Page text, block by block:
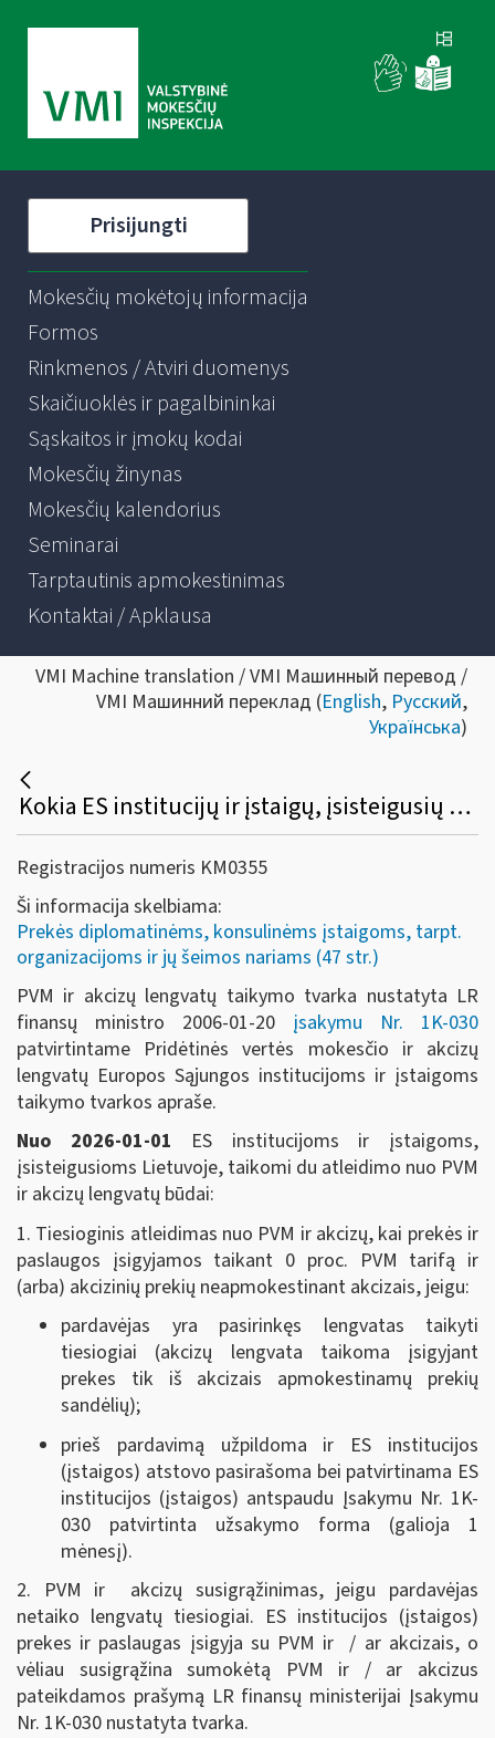
Prisijungti
Mokesčių mokėtojų informacija
Formos
Rinkmenos / Atviri duomenys
Skaičiuoklės ir pagalbininkai
Sąskaitos ir įmokų kodai
Mokesčių žinynas
Mokesčių kalendorius
Seminarai
Tarptautinis apmokestinimas
Kontaktai / Apklausa
VMI Machine translation / VMI Машинный перевод /
VMI Машинний переклад (English, Русский,
Українська)
Kokia ES institucijų ir įstaigų, įsisteigusių Lietuvoje, PVM ir akcizų lengvatų taikymo ir susigrąžinimo tvarka?
Registracijos numeris KM0355
Ši informacija skelbiama:
Prekės diplomatinėms, konsulinėms įstaigoms, tarpt.
organizacijoms ir jų šeimos nariams (47 str.)
PVM ir akcizų lengvatų taikymo tvarka nustatyta LR
finansų ministro 2006-01-20 įsakymu Nr. 1K-030
patvirtintame Pridėtinės vertės mokesčio ir akcizų
lengvatų Europos Sąjungos institucijoms ir įstaigoms
taikymo tvarkos apraše.
Nuo 2026-01-01 ES institucijoms ir įstaigoms,
įsisteigusioms Lietuvoje, taikomi du atleidimo nuo PVM
ir akcizų lengvatų būdai:
1. Tiesioginis atleidimas nuo PVM ir akcizų, kai prekės ir
paslaugos įsigyjamos taikant 0 proc. PVM tarifą ir
(arba) akcizinių prekių neapmokestinant akcizais, jeigu:
pardavėjas yra pasirinkęs lengvatas taikyti
tiesiogiai (akcizų lengvata taikoma įsigyjant
prekes tik iš akcizais apmokestinamų prekių
sandėlių);
prieš pardavimą užpildoma ir ES institucijos
(įstaigos) atstovo pasirašoma bei patvirtinama ES
institucijos (įstaigos) antspaudu Įsakymu Nr. 1K-
030 patvirtinta užsakymo forma (galioja 1
mėnesį).
2. PVM ir akcizų susigrąžinimas, jeigu pardavėjas
netaiko lengvatų tiesiogiai. ES institucijos (įstaigos)
prekes ir paslaugas įsigyja su PVM ir / ar akcizais, o
vėliau susigrąžina sumokėtą PVM ir / ar akcizus
pateikdamos prašymą LR finansų ministerijai Įsakymu
Nr. 1K-030 nustatyta tvarka.